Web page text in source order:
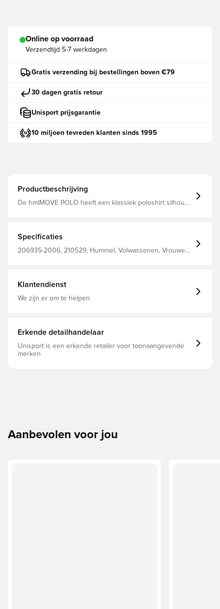
Online op voorraad
Verzendtijd 5-7 werkdagen
Gratis verzending bij bestellingen boven €79
30 dagen gratis retour
Unisport prijsgarantie
10 miljoen tevreden klanten sinds 1995
Productbeschrijving
De hmlMOVE POLO heeft een klassiek poloshirt silhouet
klein hummel® logo geborduurd.
Specificaties
206935-2006, 210529, Hummel, Volwassenen, Vrouwen,
Klantendienst
We zijn er om te helpen
Erkende detailhandelaar
Unisport is een erkende retailer voor toonaangevende
merken
Aanbevolen voor jou